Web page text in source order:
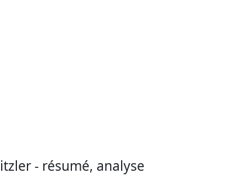
- résumé, analyse